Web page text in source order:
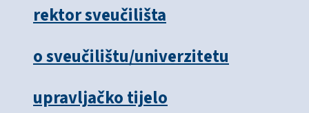
rektor sveučilišta
o sveučilištu/univerzitetu
upravljačko tijelo